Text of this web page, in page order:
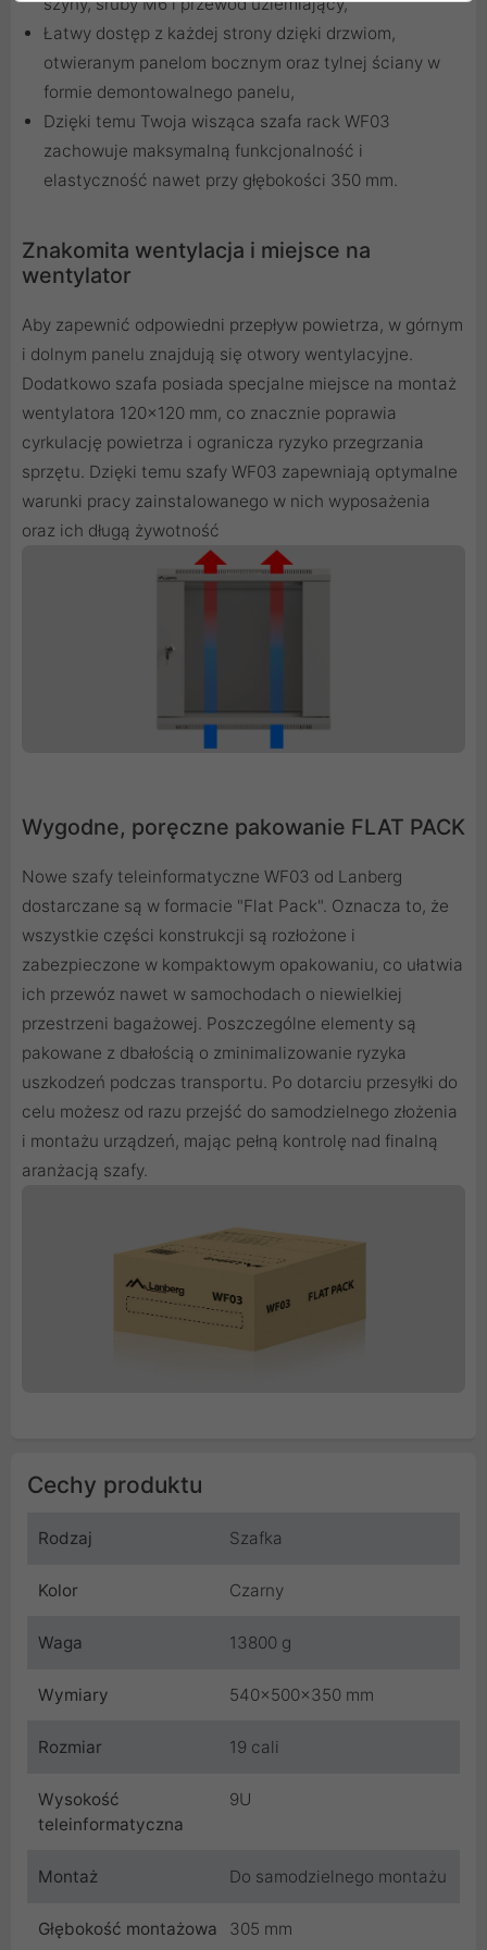
Łatwy dostęp z każdej strony dzięki drzwiom,
otwieranym panelom bocznym oraz tylnej ściany w
formie demontowalnego panelu,
Dzięki temu Twoja wisząca szafa rack WF03
zachowuje maksymalną funkcjonalność i
elastyczność nawet przy głębokości 350 mm.
Znakomita wentylacja i miejsce na
wentylator
Aby zapewnić odpowiedni przepływ powietrza, w górnym
i dolnym panelu znajdują się otwory wentylacyjne.
Dodatkowo szafa posiada specjalne miejsce na montaż
wentylatora 120×120 mm, co znacznie poprawia
cyrkulację powietrza i ogranicza ryzyko przegrzania
sprzętu. Dzięki temu szafy WF03 zapewniają optymalne
warunki pracy zainstalowanego w nich wyposażenia
oraz ich długą żywotność
Wygodne, poręczne pakowanie FLAT PACK
Nowe szafy teleinformatyczne WF03 od Lanberg
dostarczane są w formacie "Flat Pack". Oznacza to, że
wszystkie części konstrukcji są rozłożone i
zabezpieczone w kompaktowym opakowaniu, co ułatwia
ich przewóz nawet w samochodach o niewielkiej
przestrzeni bagażowej. Poszczególne elementy są
pakowane z dbałością o zminimalizowanie ryzyka
uszkodzeń podczas transportu. Po dotarciu przesyłki do
celu możesz od razu przejść do samodzielnego złożenia
i montażu urządzeń, mając pełną kontrolę nad finalną
aranżacją szafy.
Cechy produktu
Rodzaj Szafka
Kolor Czarny
Waga 13800 g
Wymiary 540x500x350 mm
Rozmiar 19 cali
Wysokość
teleinformatyczna
9U
Montaż Do samodzielnego montażu
Głębokość montażowa 305 mm